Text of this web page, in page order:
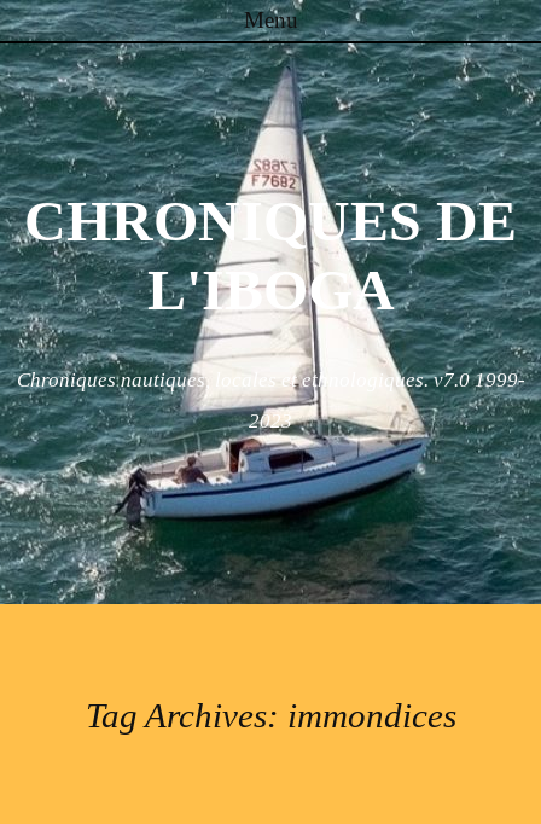
Menu
Skip to content
CHRONIQUES DE
L'IBOGA
Chroniques nautiques, locales et ethnologiques. v7.0 1999-
2023
Tag Archives: immondices